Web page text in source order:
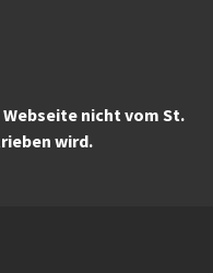
nicht vom St.
wird.